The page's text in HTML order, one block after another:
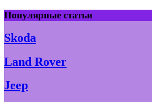
Skip
to
content
Популярные статьи
Skoda
Land Rover
Jeep